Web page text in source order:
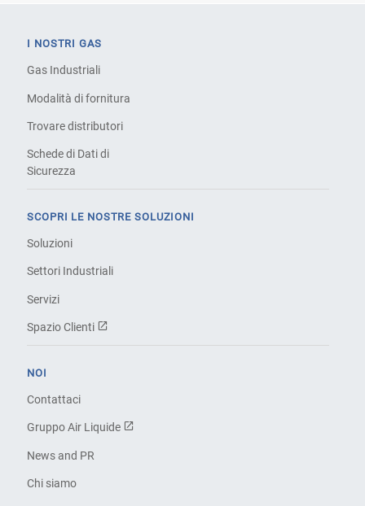
I NOSTRI GAS
Gas Industriali
Modalità di fornitura
Trovare distributori
Schede di Dati di
Sicurezza
SCOPRI LE NOSTRE SOLUZIONI
Soluzioni
Settori Industriali
Servizi
Spazio Clienti
NOI
Contattaci
Gruppo Air Liquide
News and PR
Chi siamo